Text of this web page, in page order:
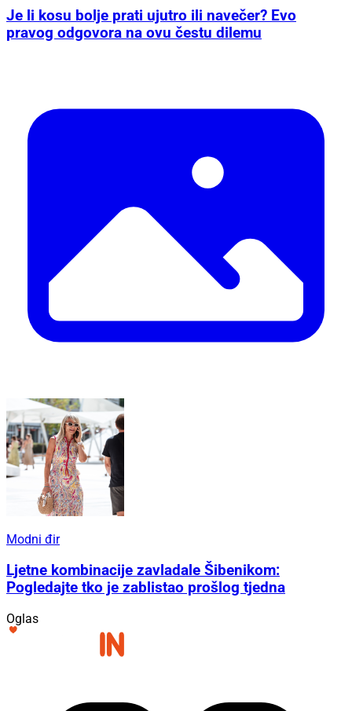
Je li kosu bolje prati ujutro ili navečer? Evo
pravog odgovora na ovu čestu dilemu
Modni đir
Ljetne kombinacije zavladale Šibenikom:
Pogledajte tko je zablistao prošlog tjedna
Oglas